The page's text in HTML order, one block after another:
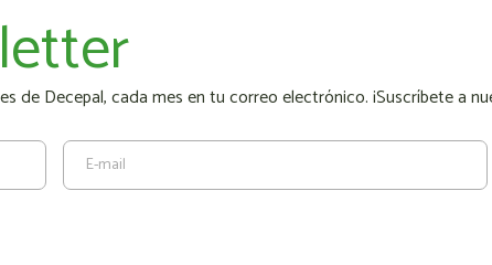
de Decepal, cada mes en tu correo electrónico. ¡Suscríbete a